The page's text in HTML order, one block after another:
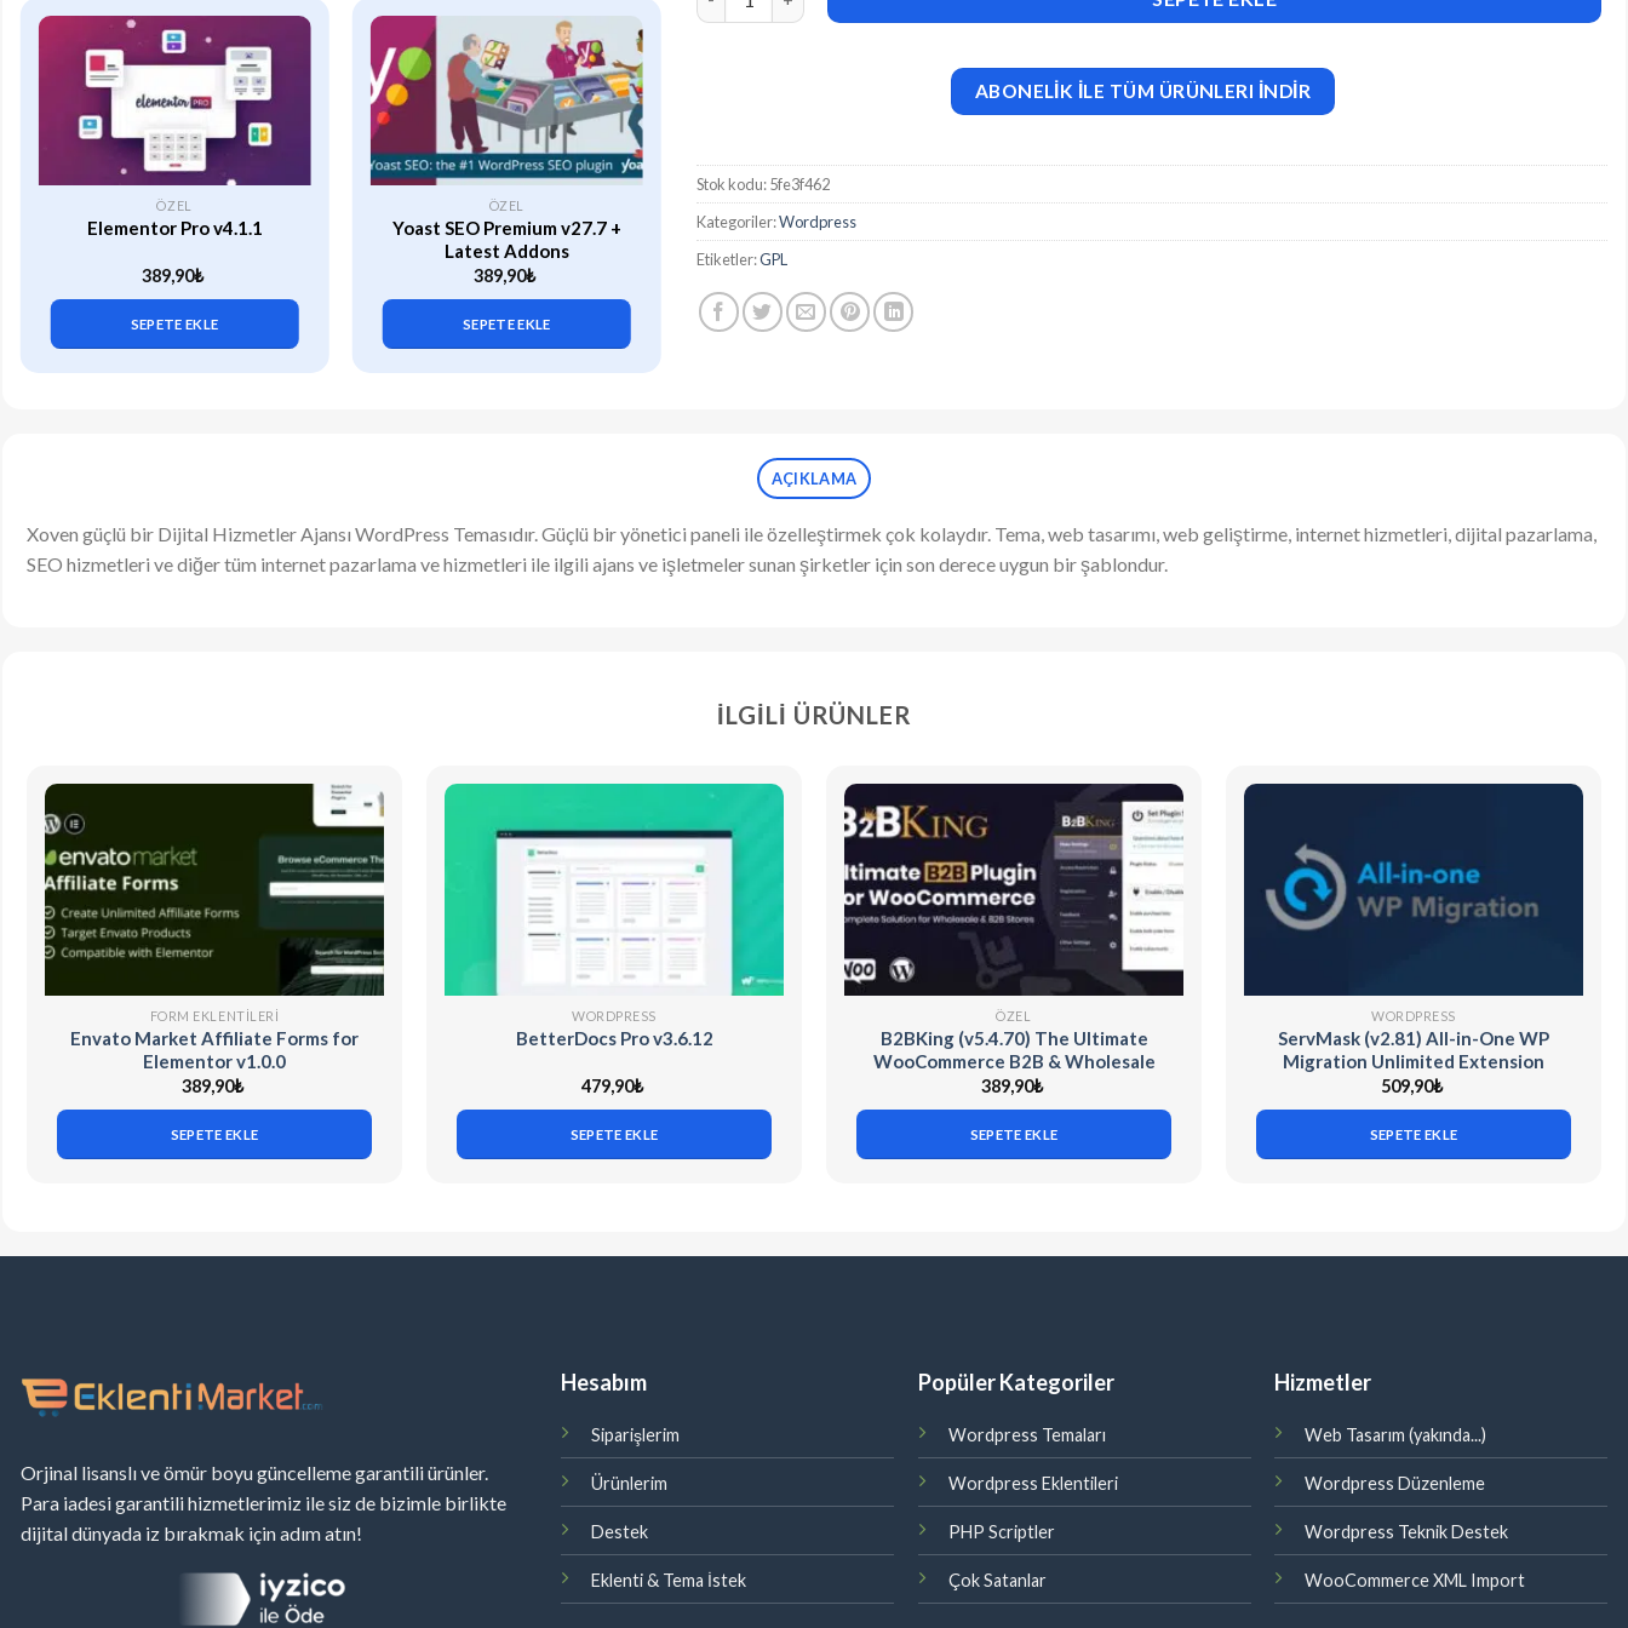
ÖZEL
Elementor Pro v4.1.1
389,90₺
SEPETE EKLE
ÖZEL
Yoast SEO Premium v27.7 +
Latest Addons
389,90₺
SEPETE EKLE
ÖZEL
WP Rocket (v3.21.2) Caching
Plugin for WordPress
SEPETE EKLE
ABONELİK İLE TÜM ÜRÜNLERI İNDİR
Stok kodu:5fe3f462
Kategoriler:Wordpress
Etiketler:GPL
AÇIKLAMA
Xoven güçlü bir Dijital Hizmetler Ajansı WordPress Temasıdır. Güçlü bir yönetici paneli ile özelleştirmek çok kolaydır. Tema, web tasarımı, web geliştirme, internet hizmetleri, dijital pazarlama,
SEO hizmetleri ve diğer tüm internet pazarlama ve hizmetleri ile ilgili ajans ve işletmeler sunan şirketler için son derece uygun bir şablondur.
İLGILI ÜRÜNLER
FORM EKLENTILERI
Envato Market Affiliate Forms for
Elementor v1.0.0
389,90₺
SEPETE EKLE
WORDPRESS
BetterDocs Pro v3.6.12
479,90₺
SEPETE EKLE
ÖZEL
B2BKing (v5.4.70) The Ultimate
WooCommerce B2B & Wholesale
Plugin
389,90₺
SEPETE EKLE
WORDPRESS
ServMask (v2.81) All-in-One WP
Migration Unlimited Extension
509,90₺
SEPETE EKLE
Orjinal lisanslı ve ömür boyu güncelleme garantili ürünler.
Para iadesi garantili hizmetlerimiz ile siz de bizimle birlikte
dijital dünyada iz bırakmak için adım atın!
Hesabım
Siparişlerim
Ürünlerim
Destek
Eklenti & Tema İstek
Popüler Kategoriler
Wordpress Temaları
Wordpress Eklentileri
PHP Scriptler
Çok Satanlar
Hizmetler
Web Tasarım (yakında...)
Wordpress Düzenleme
Wordpress Teknik Destek
WooCommerce XML Import